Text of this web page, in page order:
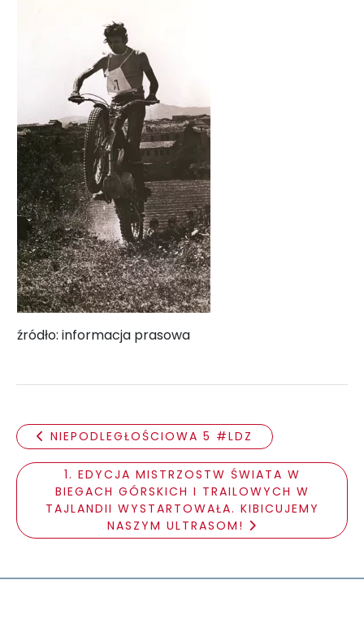
źródło: informacja prasowa
NIEPODLEGŁOŚCIOWA 5 #LDZ
1. EDYCJA MISTRZOSTW ŚWIATA W
BIEGACH GÓRSKICH I TRAILOWYCH W
TAJLANDII WYSTARTOWAŁA. KIBICUJEMY
NASZYM ULTRASOM!